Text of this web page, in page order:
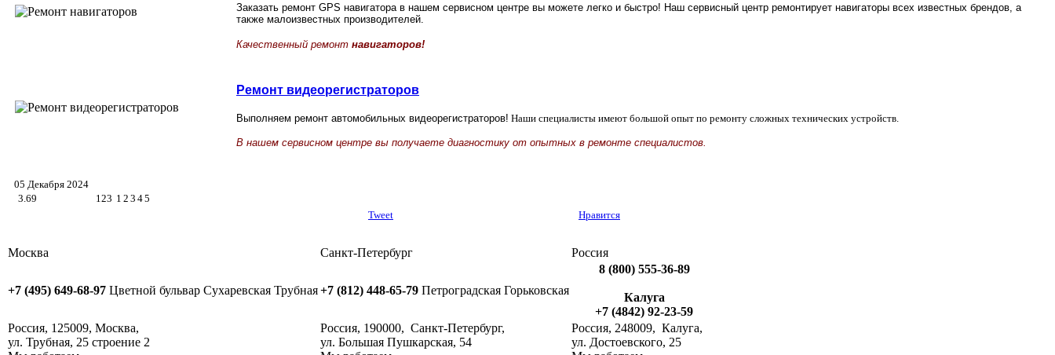
Заказать ремонт GPS навигатора в нашем сервисном центре вы можете легко и быстро! Наш сервисный центр ремонтирует навигаторы всех известных брендов, а
также малоизвестных производителей.
Качественный ремонт навигаторов!
Ремонт видеорегистраторов
Выполняем ремонт автомобильных видеорегистраторов! Наши специалисты имеют большой опыт по ремонту сложных технических устройств.
В нашем сервисном центре вы получаете диагностику от опытных в ремонте специалистов.
05 Декабря 2024
3.69
123 1 2 3 45
Tweet
Нравится
Москва Санкт-Петербург Россия
+7 (495) 649-68-97 Цветной бульвар Сухаревская Трубная+7 (812) 448-65-79 Петроградская Горьковская
8 (800) 555-36-89
Калуга
+7 (4842) 92-23-59
Россия, 125009, Москва, ‎
ул. Трубная, 25 строение 2
Россия, 190000, ‎ Санкт-Петербург,
ул. Большая Пушкарская, 54
Россия, 248009, ‎ Калуга,
ул. Достоевского, 25